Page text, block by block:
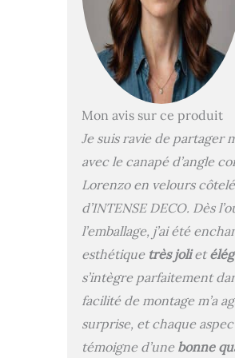
Mon avis sur ce produit
Je suis ravie de partager
avec le canapé d’angle
Lorenzo en velours
d’INTENSE DECO. Dès
l’emballage, j’ai été
esthétique très joliet
s’intègre parfaitement
facilité de montage m’a
surprise, et chaque
témoigne d’une bonne